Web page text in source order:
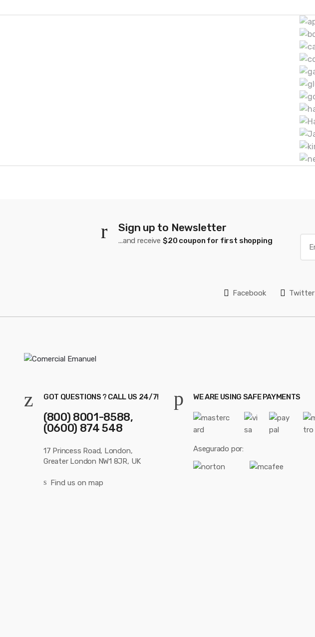
Sign up to Newsletter
...and receive $20 coupon for first shopping
Facebook Twitter
GOT QUESTIONS ? CALL US 24/7!
(800) 8001-8588,
(0600) 874 548
17 Princess Road, London,
Greater London NW1 8JR, UK
Find us on map
WE ARE USING SAFE PAYMENTS
Asegurado por: